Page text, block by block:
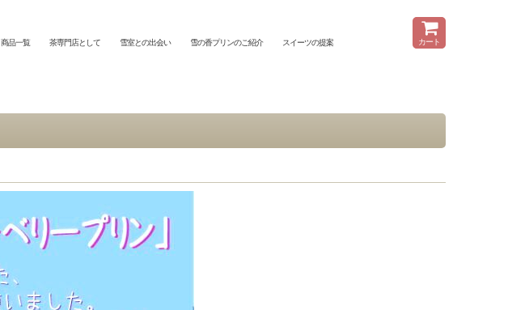
メニュー
カート
商品一覧 茶専門店として 雪室との出会い 雪の香プリンのご紹介 スイーツの提案